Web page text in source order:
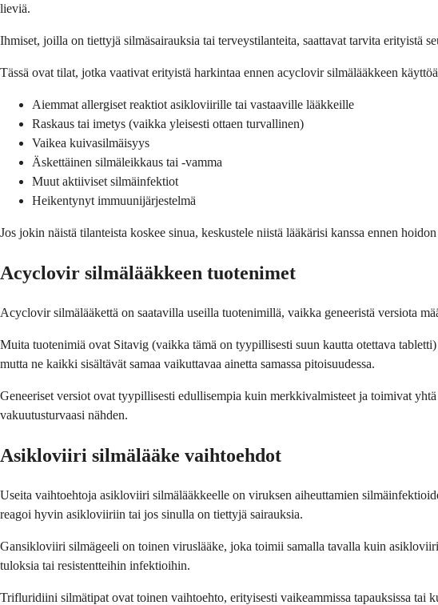
lieviä.
Ihmiset, joilla on tiettyjä silmäsairauksia tai terveystilanteita, saattavat tarvita erityistä
Tässä ovat tilat, jotka vaativat erityistä harkintaa ennen acyclovir silmälääkkeen
Aiemmat allergiset reaktiot asikloviirille tai vastaaville lääkkeille
Raskaus tai imetys (vaikka yleisesti ottaen turvallinen)
Vaikea kuivasilmäisyys
Äskettäinen silmäleikkaus tai -vamma
Muut aktiiviset silmäinfektiot
Heikentynyt immuunijärjestelmä
Jos jokin näistä tilanteista koskee sinua, keskustele niistä lääkärisi kanssa ennen
Acyclovir silmälääkkeen tuotenimet
Acyclovir silmälääkettä on saatavilla useilla tuotenimillä, vaikka geneeristä versiota
Muita tuotenimiä ovat Sitavig (vaikka tämä on tyypillisesti suun kautta otettava
mutta ne kaikki sisältävät samaa vaikuttavaa ainetta samassa pitoisuudessa.
Geneeriset versiot ovat tyypillisesti edullisempia kuin merkkivalmisteet ja toimivat
vakuutusturvaasi nähden.
Asikloviiri silmälääke vaihtoehdot
Useita vaihtoehtoja asikloviiri silmälääkkeelle on viruksen aiheuttamien
reagoi hyvin asikloviiriin tai jos sinulla on tiettyjä sairauksia.
Gansikloviiri silmägeeli on toinen viruslääke, joka toimii samalla tavalla kuin
tuloksia tai resistentteihin infektioihin.
Trifluridiini silmätipat ovat toinen vaihtoehto, erityisesti vaikeammissa tapauksissa tai